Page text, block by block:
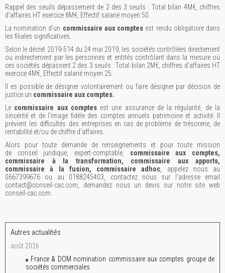
Rappel des seuils dépassement de 2 des 3 seuils : Total bilan 4M€, chiffres
d'affaires HT exercice 8M€, Effectif salarié moyen 50.
La nomination d'un commissaire aux comptes est rendu obligatoire dans
les filiales significatives.
Selon le décret 2019-514 du 24 mai 2019, les sociétés contrôlées directement
ou indirectement par les personnes et entités contrôlant dans la mesure où
ces sociétés dépassent 2 des 3 seuils : Total bilan 2M€, chiffres d'affaires HT
exercice 4M€, Effectif salarié moyen 25.
Il es possible de désigner volontairement ou faire désigner par décision de
justice un commissaire aux comptes.
Le commissaire aux comptesest une assurance de la régularité, de la
sincérité et de l'image fidèle des comptes annuels patrimoine et activité. Il
prévient les difficultés des entreprises en cas de problème de trésorerie, de
rentabilité et/ou de chiffre d'affaires.
Alors pour toute demande de renseignements et pour toute mission
de conseil juridique, expert-comptable, commissaire aux comptes,
commissaire à la transformation, commissaire aux apports,
commissaire à la fusion, commissaire adhoc , appelez nous au
0667399676 ou au 0188245403, contactez nous sur l'adresse email
contact@conseil-cac.com, demandez nous un devis sur notre site web
conseil-cac.com.
Autres actualités
août 2026
France & DOM nomination commissaire aux comptes groupe de
sociétés commerciales